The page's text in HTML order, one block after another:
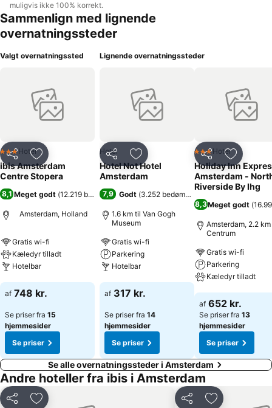
muligvis ikke 100% korrekt.
Sammenlign med lignende
overnatningssteder
Valgt overnatningssted
Del Føj til favoritter
3 Stjerner
Hotel
ibis Amsterdam
Centre Stopera
8,1 Meget godt (12.219 bedømmelser)
Amsterdam, Holland
Gratis wi-fi
Kæledyr tilladt
Hotelbar
Se priser
af 748 kr.
Se priser fra 15
hjemmesider
Se priser
Lignende overnatningssteder
Del Føj til favoritter
Hotel
Hotel Not Hotel
Amsterdam
7,9 Godt (3.252 bedømmelser
1.6 km til Van Gogh
Museum
Gratis wi-fi
Parkering
Hotelbar
Se priser
af 317 kr.
Se priser fra 14
hjemmesider
Se priser
Del Føj til
3 Stjerner
Hotel
Holiday Inn
Amsterdam -
Riverside By Ihg
8,3Meget godt (
Amsterdam, 2.2
Centrum
Gratis wi-fi
Parkering
Kæledyr tilladt
Se priser
af 652 kr.
Se priser fra 13
hjemmesider
Se priser
Se alle overnatningssteder i Amsterdam
Andre hoteller fra ibis i Amsterdam
Del Føj til favoritter Del Føj til